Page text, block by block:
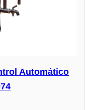
Automático